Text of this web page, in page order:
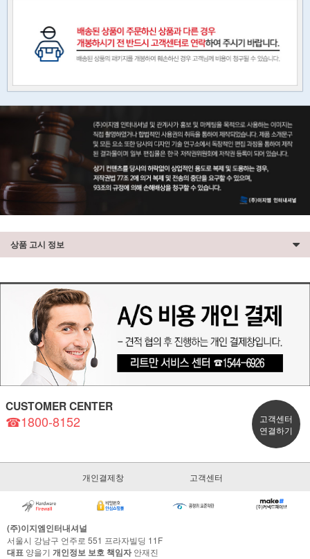
상품 고시 정보
CUSTOMER CENTER
☎1800-8152
고객센터
연결하기
개인결제창 고객센터
(주)이지엠인터내셔널
서울시 강남구 언주로 551 프라자빌딩 11F
대표 양을기 개인정보 보호 책임자안재진